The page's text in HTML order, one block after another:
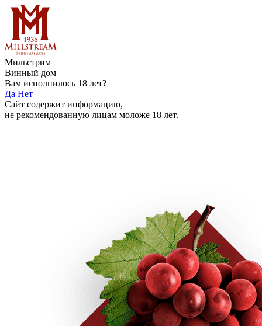
Мильстрим
Винный дом
Вам исполнилось 18 лет?
Да Нет
Сайт содержит информацию,
не рекомендованную лицам моложе 18 лет.